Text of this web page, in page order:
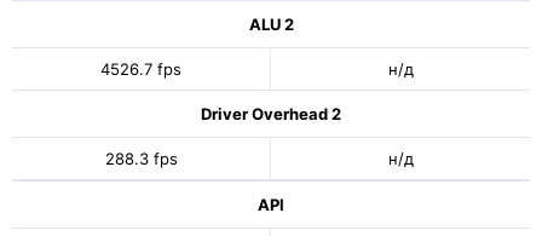
ALU 2
4526.7 fps н/д
Driver Overhead 2
288.3 fps н/д
API